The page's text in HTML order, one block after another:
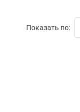
Показать по: